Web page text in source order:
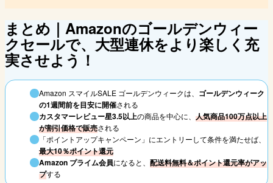
まとめ｜Amazonのゴールデンウィー
クセールで、大型連休をより楽しく充
実させよう！
Amazon スマイルSALE ゴールデンウィークは、 ゴールデンウィーク
の1週間前を目安に開催される
カスタマーレビュー星3.5以上の商品を中心に、 人気商品100万点以上
が割引価格で販売される
「ポイントアップキャンペーン」にエントリーして条件を満たせば、
最大10％ポイント還元
Amazon プライム会員になると、 配送料無料＆ポイント還元率がアッ
プする